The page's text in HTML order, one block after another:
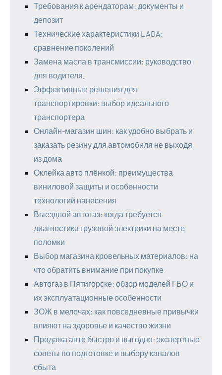
Требования к арендаторам: документы и
депозит
Технические характеристики LADA:
сравнение поколений
Замена масла в трансмиссии: руководство
для водителя.
Эффективные решения для
транспортировки: выбор идеального
транспортера
Онлайн-магазин шин: как удобно выбрать и
заказать резину для автомобиля не выходя
из дома
Оклейка авто плёнкой: преимущества
виниловой защиты и особенности
технологий нанесения
Выездной автогаз: когда требуется
диагностика грузовой электрики на месте
поломки
Выбор магазина кровельных материалов: на
что обратить внимание при покупке
Автогаз в Пятигорске: обзор моделей ГБО и
их эксплуатационные особенности
ЗОЖ в мелочах: как повседневные привычки
влияют на здоровье и качество жизни
Продажа авто быстро и выгодно: экспертные
советы по подготовке и выбору каналов
сбыта